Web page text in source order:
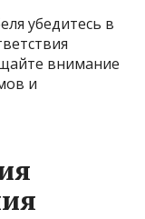
убедитесь в
внимание
и